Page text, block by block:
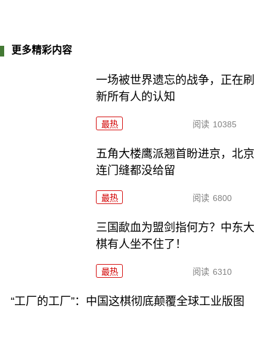
更多精彩内容
一场被世界遗忘的战争，正在刷
新所有人的认知
最热 阅读 10385
五角大楼鹰派翘首盼进京，北京
连门缝都没给留
最热 阅读 6800
三国歃血为盟剑指何方？中东大
棋有人坐不住了！
最热 阅读 6310
“工厂的工厂”：中国这棋彻底颠覆全球工业版图